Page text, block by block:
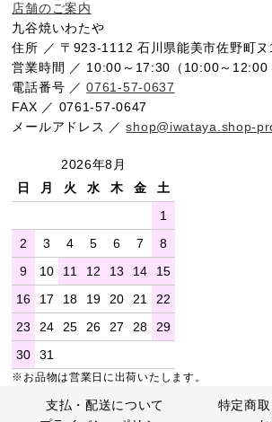
店舗のご案内
九谷焼いわたや
住所 ／ 〒923-1112 石川県能美市佐野町ヌ
営業時間 ／ 10:00～17:30（10:00～12:00
電話番号 ／0761-57-0637
FAX ／ 0761-57-0647
メールアドレス ／shop@iwataya.shop-
2026年8月
日
月 火 水 木 金
土
1
2
3 4 5 6 7
8
9
10 11 12 13 14
15
16
17 18 19 20 21
22
23
24 25 26 27 28
29
30
31
※お品物は営業日に出荷いたします。
支払・配送について
特定商